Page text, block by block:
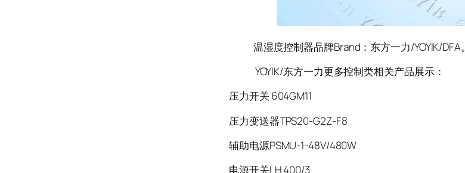
温湿度控制器品牌Brand：东方一力/YOYIK/DFA。
YOYIK/东方一力更多控制类相关产品展示：
压力开关 604GM11
压力变送器TPS20-G2Z-F8
辅助电源PSMU-1-48V/480W
电源开关LH 400/3